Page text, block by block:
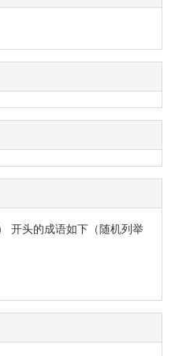
开头的成语如下（随机列举